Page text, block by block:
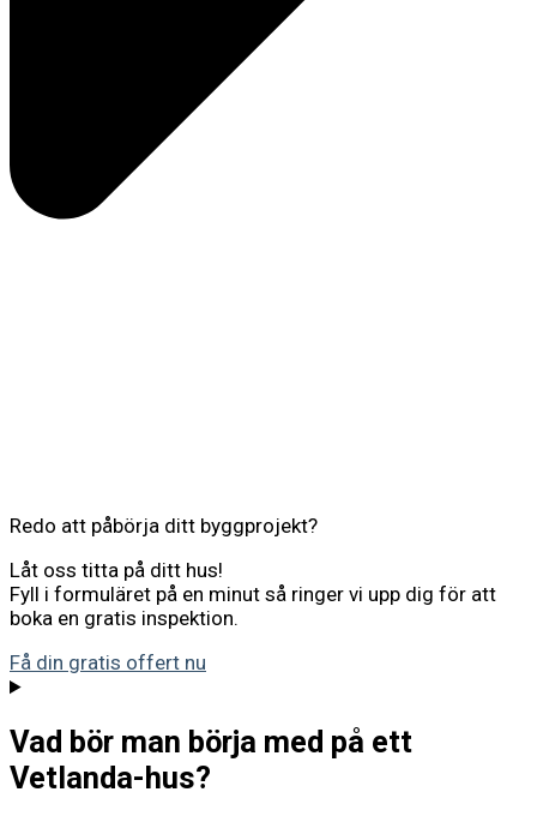
Redo att påbörja ditt byggprojekt?
Låt oss titta på ditt hus!
Fyll i formuläret på en minut så ringer vi upp dig för att
boka en gratis inspektion.
Få din gratis offert nu
Vad bör man börja med på ett
Vetlanda-hus?